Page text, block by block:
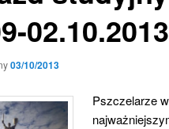
02.10.2013
03/10/2013
Pszczelarze